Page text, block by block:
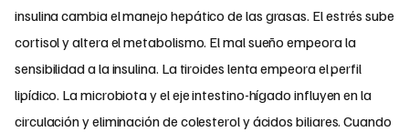
insulina cambia el manejo hepático de las grasas. El estrés sube
cortisol y altera el metabolismo. El mal sueño empeora la
sensibilidad a la insulina. La tiroides lenta empeora el perfil
lipídico. La microbiota y el eje intestino-hígado influyen en la
circulación y eliminación de colesterol y ácidos biliares. Cuando